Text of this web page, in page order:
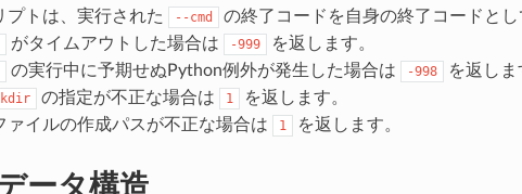
プトは、実行された
--cmd の終了コードを自身の終了コードとし
がタイムアウトした場合は -999 を返します。
の実行中に予期せぬPython例外が発生した場合は -998 を返しま
の指定が不正な場合は 1
を返します。
ァイルの作成パスが不正な場合は
1 を返します。
ータ構造